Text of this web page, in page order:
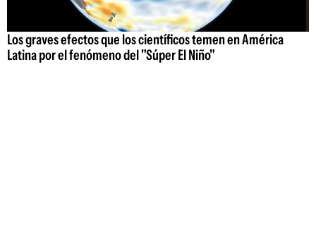
Los graves efectos que los científicos temen en América
Latina por el fenómeno del "Súper El Niño"